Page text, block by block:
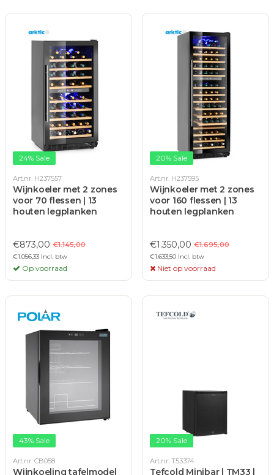
24% Sale
Art.nr. H237557
Wijnkoeler met 2 zones
voor 70 flessen | 13
houten legplanken
€873,00 €1.145,00
€1.056,33 Incl. btw
Op voorraad
20% Sale
Art.nr. H237595
Wijnkoeler met 2 zones
voor 160 flessen | 13
houten legplanken
€1.350,00 €1.695,00
€1.633,50 Incl. btw
Niet op voorraad
43% Sale
Art.nr. CB058
Wijnkoeling tafelmodel
20% Sale
Art.nr. T53374
Tefcold Minibar | TM33 |